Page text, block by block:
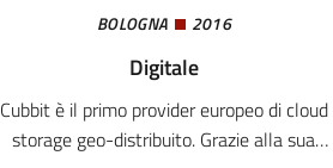
BOLOGNA 2016
Digitale
Cubbit è il primo provider europeo di cloud
storage geo-distribuito. Grazie alla sua